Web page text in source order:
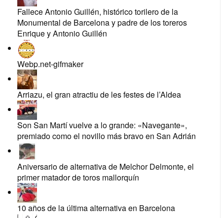
Fallece Antonio Guillén, histórico torilero de la
Monumental de Barcelona y padre de los toreros
Enrique y Antonio Guillén
Webp.net-gifmaker
Arriazu, el gran atractiu de les festes de l’Aldea
Son San Martí vuelve a lo grande: «Navegante»,
premiado como el novillo más bravo en San Adrián
Aniversario de alternativa de Melchor Delmonte, el
primer matador de toros mallorquín
10 años de la última alternativa en Barcelona